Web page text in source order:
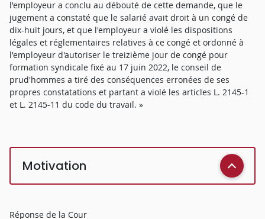
l'employeur a conclu au débouté de cette demande, que le
jugement a constaté que le salarié avait droit à un congé de
dix-huit jours, et que l'employeur a violé les dispositions
légales et réglementaires relatives à ce congé et ordonné à
l'employeur d'autoriser le treizième jour de congé pour
formation syndicale fixé au 17 juin 2022, le conseil de
prud'hommes a tiré des conséquences erronées de ses
propres constatations et partant a violé les articles L. 2145-1
et L. 2145-11 du code du travail. »
Motivation
Réponse de la Cour